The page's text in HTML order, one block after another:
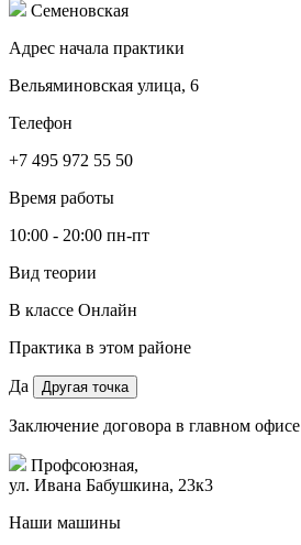
Семеновская
Адрес начала практики
Вельяминовская улица, 6
Телефон
+7 495 972 55 50
Время работы
10:00 - 20:00 пн-пт
Вид теории
В классе Онлайн
Практика в этом районе
Да Другая точка
Заключение договора в главном офисе
Профсоюзная,
ул. Ивана Бабушкина, 23к3
Наши машины